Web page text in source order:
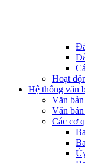
Hoạt
Hệ thống văn
Văn
Văn
Các cơ